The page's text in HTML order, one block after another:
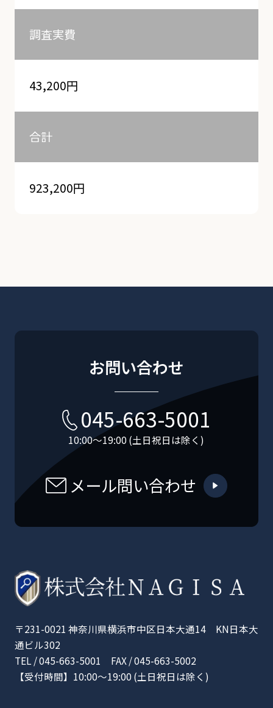
調査実費
43,200円
合計
923,200円
お問い合わせ
045-663-5001
10:00〜19:00 (土日祝日は除く)
メール問い合わせ
〒231-0021 神奈川県横浜市中区日本大通14 KN日本大
通ビル302
TEL / 045-663-5001 FAX / 045-663-5002
【受付時間】10:00〜19:00 (土日祝日は除く)